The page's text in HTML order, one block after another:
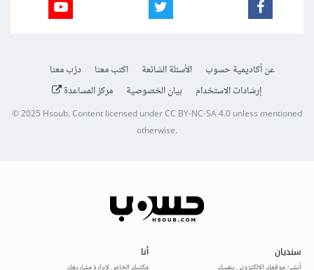
عن أكاديمية حسوب الأسئلة الشائعة اكتب معنا
درّب معنا
إرشادات الاستخدام
بيان الخصوصية مركز المساعدة
© 2025Hsoub.Content licensed underCC BY-NC-SA 4.0unless mentioned
otherwise.